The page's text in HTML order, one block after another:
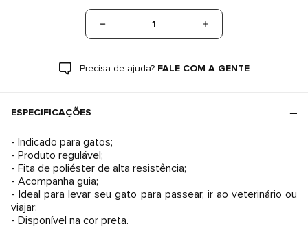
1
Precisa de ajuda? FALE COM A GENTE
ESPECIFICAÇÕES
- Indicado para gatos;
- Produto regulável;
- Fita de poliéster de alta resistência;
- Acompanha guia;
- Ideal para levar seu gato para passear, ir ao veterinário ou
viajar;
- Disponível na cor preta.